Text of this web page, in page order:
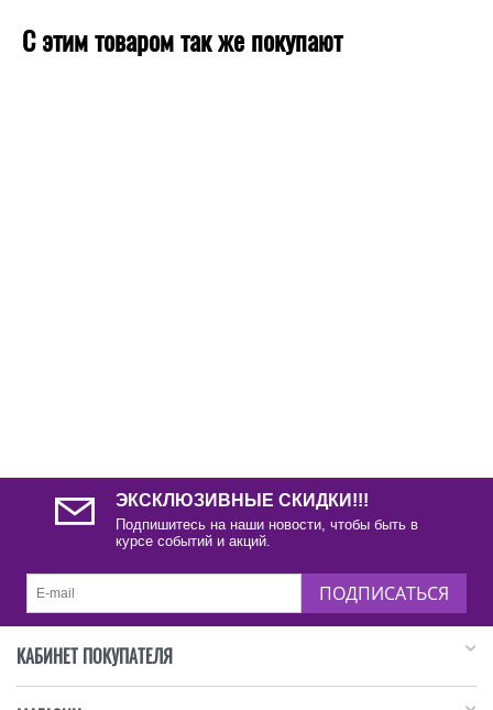
С этим товаром так же покупают
ЭКСКЛЮЗИВНЫЕ СКИДКИ!!!
Подпишитесь на наши новости, чтобы быть в
курсе событий и акций.
ПОДПИСАТЬСЯ
КАБИНЕТ ПОКУПАТЕЛЯ